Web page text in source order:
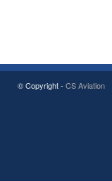
© Copyright - CS Aviation